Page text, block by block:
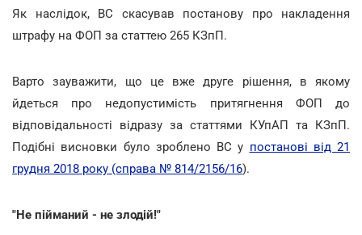
Як наслідок, ВС скасував постанову про накладення
штрафу на ФОП за статтею 265 КЗпП.
Варто зауважити, що це вже друге рішення, в якому
йдеться про недопустимість притягнення ФОП до
відповідальності відразу за статтями КУпАП та КЗпП.
Подібні висновки було зроблено ВС у постанові від 21
грудня 2018 року (справа № 814/2156/16).
"Не пійманий - не злодій!"